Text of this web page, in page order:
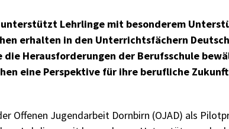
unterstützt Lehrlinge mit besonderem
erhalten in den Unterrichtsfächern
Herausforderungen der Berufsschule
eine Perspektive für ihre berufliche
Offenen Jugendarbeit Dornbirn (OJAD) als